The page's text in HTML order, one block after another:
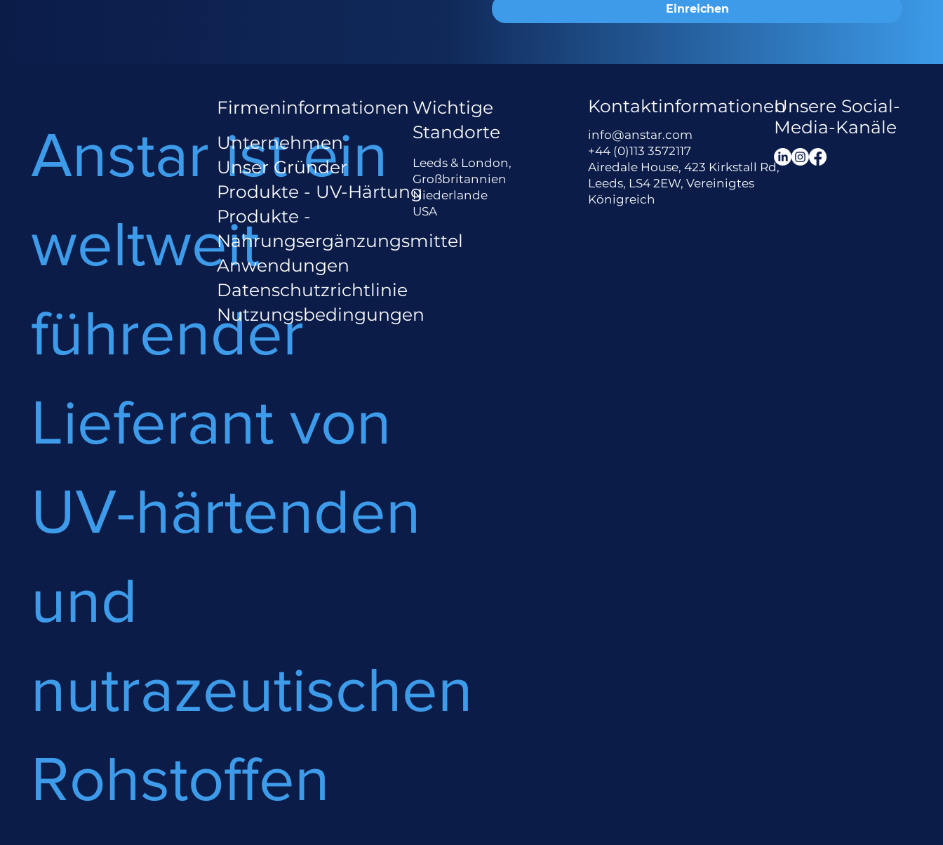
Einreichen
Anstar ist ein
weltweit
führender
Lieferant von
UV-härtenden
und
nutrazeutischen
Rohstoffen
Firmeninformationen
Unternehmen
Unser Gründer
Produkte - UV-Härtung
Produkte -
Nahrungsergänzungsmittel
Anwendungen
Datenschutzrichtlinie
Nutzungsbedingungen
Wichtige
Standorte
Leeds & London,
Großbritannien
Niederlande
USA
Kontaktinformationen
info@anstar.com
+44 (0)113 3572117
Airedale House, 423 Kirkstall Rd,
Leeds, LS4 2EW, Vereinigtes
Königreich
Unsere Social-
Media-Kanäle